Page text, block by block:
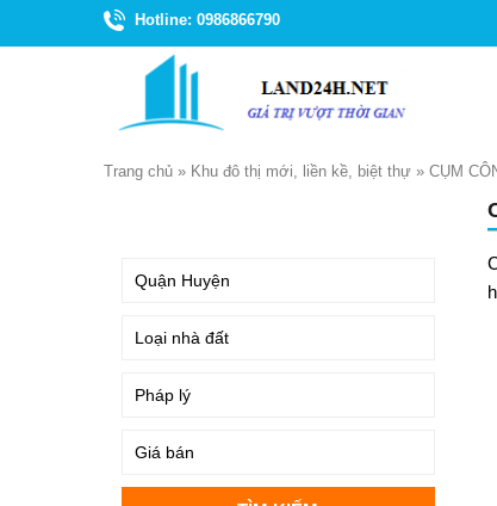
Hotline: 0986866790
Trang chủ » Khu đô thị mới, liền kề, biệt thự » CỤM